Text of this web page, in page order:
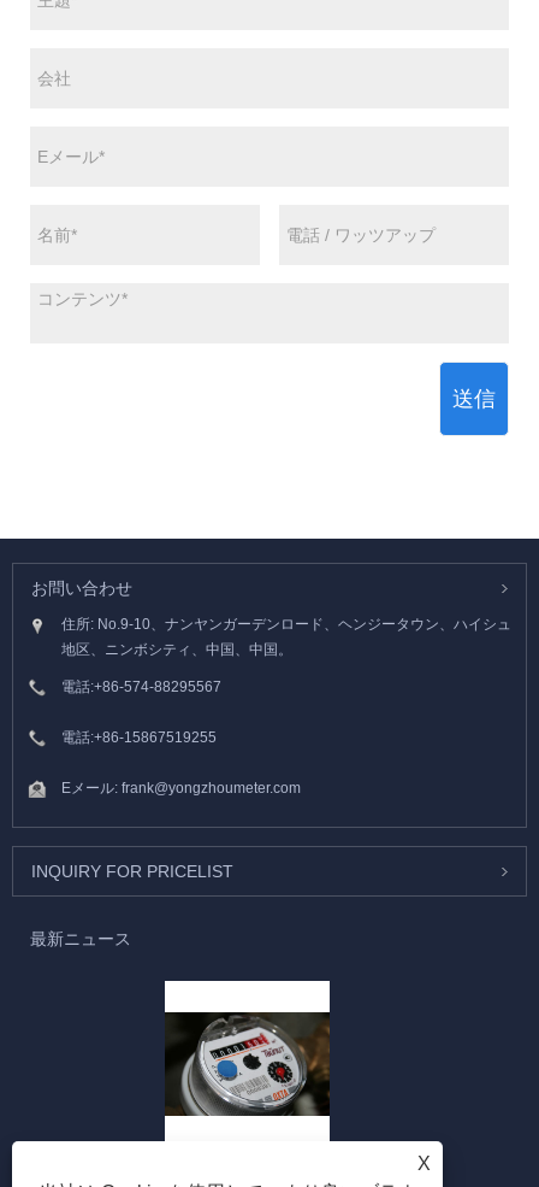
送信
お問い合わせ
住所: No.9-10、ナンヤンガーデンロード、ヘンジータウン、ハイシュ
地区、ニンボシティ、中国、中国。
電話:+86-574-88295567
電話:+86-15867519255
Eメール: frank@yongzhoumeter.com
INQUIRY FOR PRICELIST
最新ニュース
X